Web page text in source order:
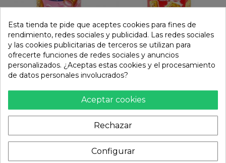
Galleta hello panda con...
2,74 €

Galleta hello panda con...
2,74 €
Esta tienda te pide que aceptes cookies para fines de
rendimiento, redes sociales y publicidad. Las redes sociales
y las cookies publicitarias de terceros se utilizan para
ofrecerte funciones de redes sociales y anuncios
personalizados. ¿Aceptas estas cookies y el procesamiento
de datos personales involucrados?
Aceptar cookies
Rechazar
Configurar